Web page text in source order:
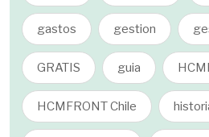
gastos gestion
GRATIS guia
HCMFRONT Chile